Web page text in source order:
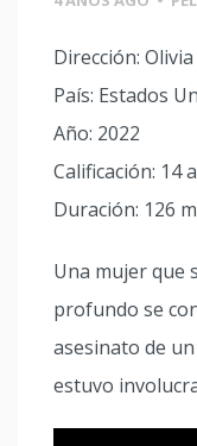
Dirección:
País: Estados
Año: 2022
Calificación: 14
Duración: 126
Una mujer que
profundo se
asesinato de
estuvo